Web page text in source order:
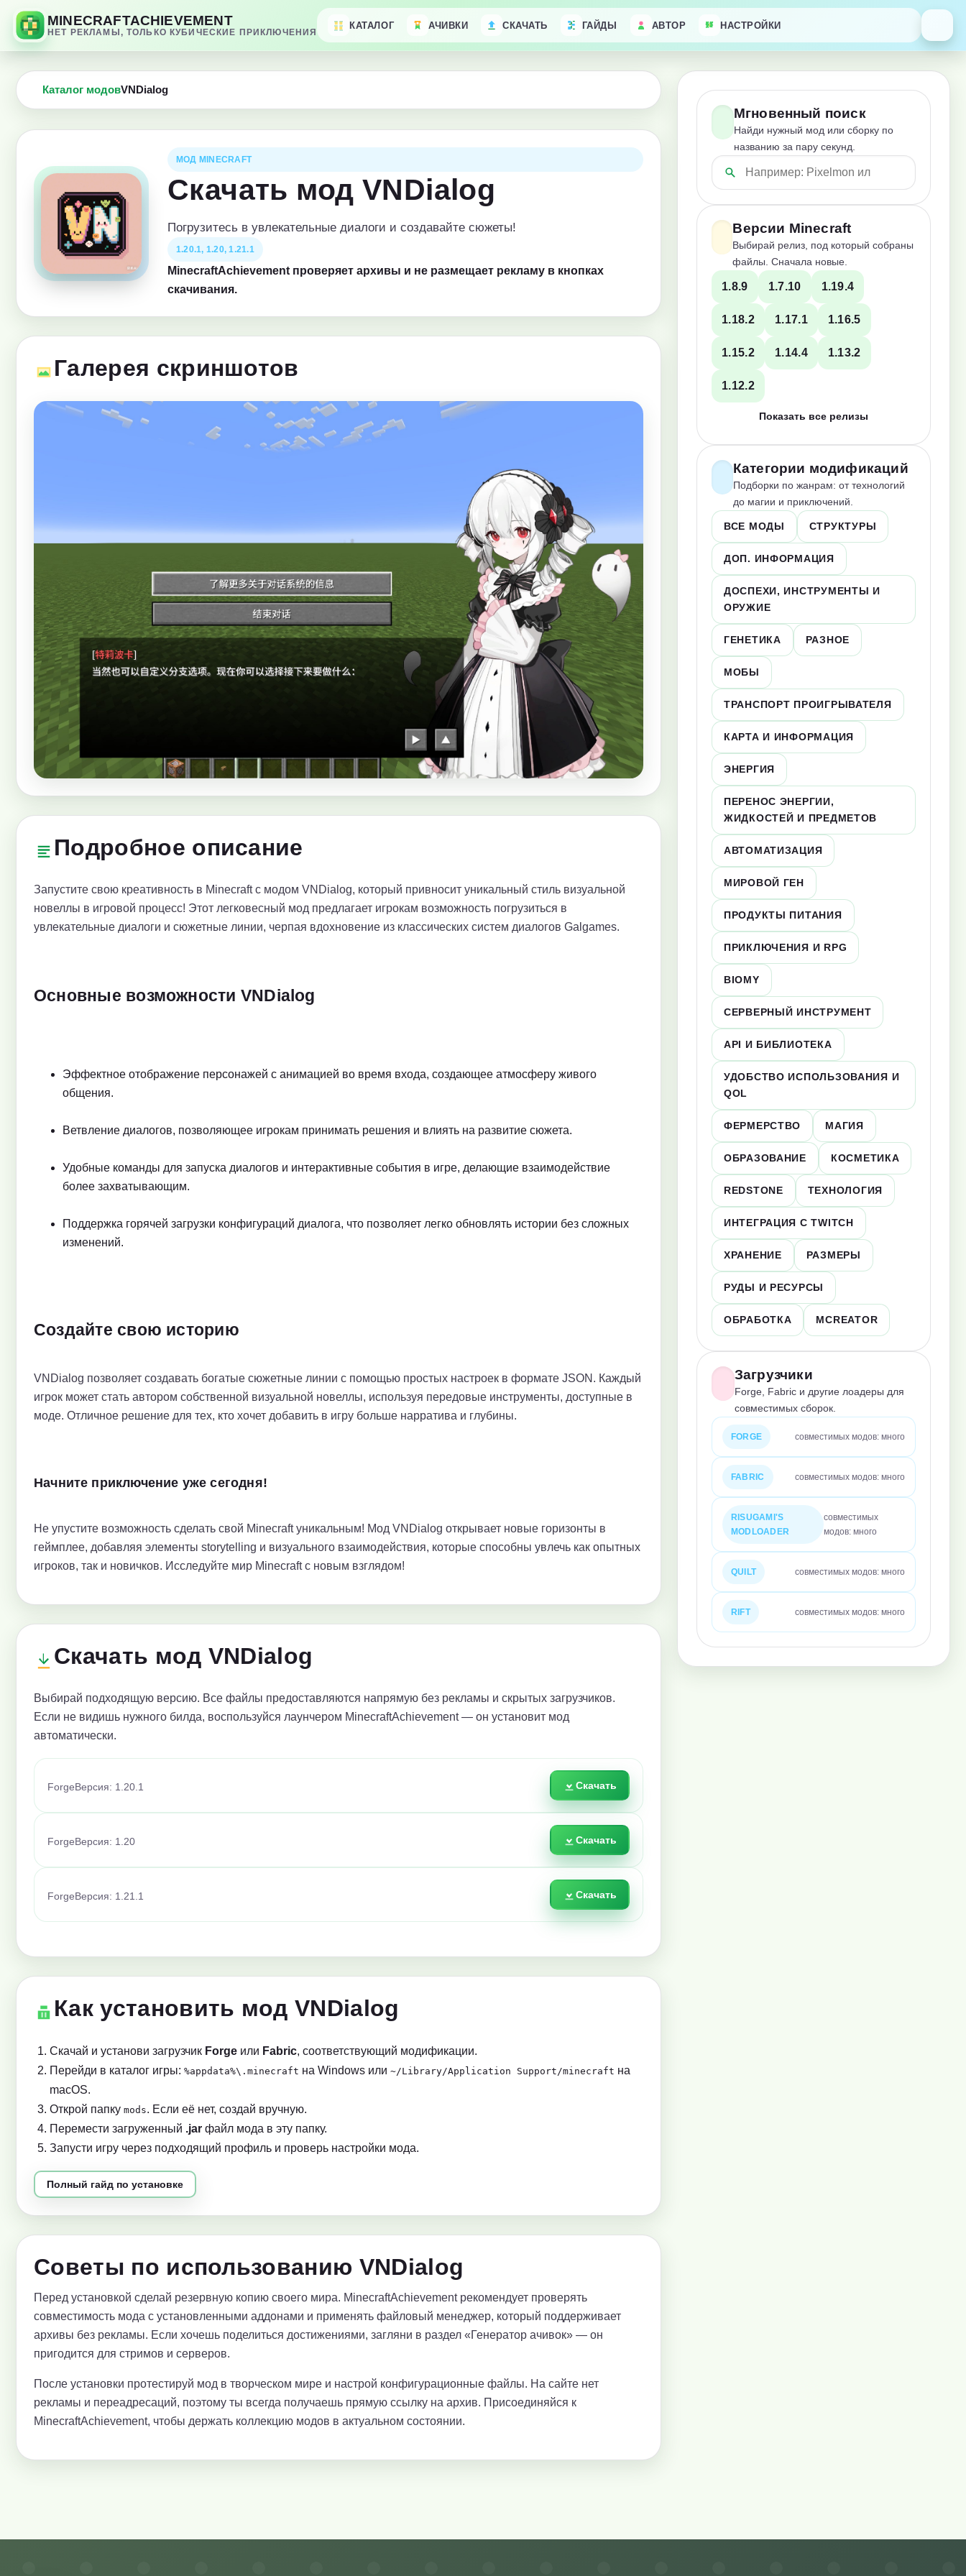
MINECRAFTACHIEVEMENT
НЕТ РЕКЛАМЫ, ТОЛЬКО КУБИЧЕСКИЕ ПРИКЛЮЧЕНИЯ
КАТАЛОГ АЧИВКИ СКАЧАТЬ ГАЙДЫ АВТОР НАСТРОЙКИ
Каталог модовVNDialog
МОД MINECRAFT
Скачать мод VNDialog
Погрузитесь в увлекательные диалоги и создавайте сюжеты!
1.20.1, 1.20, 1.21.1
MinecraftAchievement проверяет архивы и не размещает рекламу в кнопках
скачивания.
Галерея скриншотов
Подробное описание
Запустите свою креативность в Minecraft с модом VNDialog, который привносит уникальный стиль визуальной
новеллы в игровой процесс! Этот легковесный мод предлагает игрокам возможность погрузиться в
увлекательные диалоги и сюжетные линии, черпая вдохновение из классических систем диалогов Galgames.
Основные возможности VNDialog
Эффектное отображение персонажей с анимацией во время входа, создающее атмосферу живого
общения.
Ветвление диалогов, позволяющее игрокам принимать решения и влиять на развитие сюжета.
Удобные команды для запуска диалогов и интерактивные события в игре, делающие взаимодействие
более захватывающим.
Поддержка горячей загрузки конфигураций диалога, что позволяет легко обновлять истории без сложных
изменений.
Создайте свою историю
VNDialog позволяет создавать богатые сюжетные линии с помощью простых настроек в формате JSON. Каждый
игрок может стать автором собственной визуальной новеллы, используя передовые инструменты, доступные в
моде. Отличное решение для тех, кто хочет добавить в игру больше нарратива и глубины.
Начните приключение уже сегодня!
Не упустите возможность сделать свой Minecraft уникальным! Мод VNDialog открывает новые горизонты в
геймплее, добавляя элементы storytelling и визуального взаимодействия, которые способны увлечь как опытных
игроков, так и новичков. Исследуйте мир Minecraft с новым взглядом!
Скачать мод VNDialog
Выбирай подходящую версию. Все файлы предоставляются напрямую без рекламы и скрытых загрузчиков.
Если не видишь нужного билда, воспользуйся лаунчером MinecraftAchievement — он установит мод
автоматически.
Forge Версия: 1.20.1 Скачать
Forge Версия: 1.20 Скачать
Forge Версия: 1.21.1 Скачать
Как установить мод VNDialog
Скачай и установи загрузчик Forge или Fabric, соответствующий модификации.
Перейди в каталог игры: %appdata%\.minecraft на Windows или ~/Library/Application Support/minecraft на
macOS.
Открой папку mods. Если её нет, создай вручную.
Перемести загруженный .jar файл мода в эту папку.
Запусти игру через подходящий профиль и проверь настройки мода.
Полный гайд по установке
Советы по использованию VNDialog
Перед установкой сделай резервную копию своего мира. MinecraftAchievement рекомендует проверять
совместимость мода с установленными аддонами и применять файловый менеджер, который поддерживает
архивы без рекламы. Если хочешь поделиться достижениями, загляни в раздел «Генератор ачивок» — он
пригодится для стримов и серверов.
После установки протестируй мод в творческом мире и настрой конфигурационные файлы. На сайте нет
рекламы и переадресаций, поэтому ты всегда получаешь прямую ссылку на архив. Присоединяйся к
MinecraftAchievement, чтобы держать коллекцию модов в актуальном состоянии.
Мгновенный поиск
Найди нужный мод или сборку по
названию за пару секунд.
Версии Minecraft
Выбирай релиз, под который собраны
файлы. Сначала новые.
1.8.9 1.7.10 1.19.4
1.18.2 1.17.1 1.16.5
1.15.2 1.14.4 1.13.2
1.12.2
Показать все релизы
Категории модификаций
Подборки по жанрам: от технологий
до магии и приключений.
ВСЕ МОДЫ СТРУКТУРЫ
ДОП. ИНФОРМАЦИЯ
ДОСПЕХИ, ИНСТРУМЕНТЫ И
ОРУЖИЕ
ГЕНЕТИКА РАЗНОЕ
МОБЫ
ТРАНСПОРТ ПРОИГРЫВАТЕЛЯ
КАРТА И ИНФОРМАЦИЯ
ЭНЕРГИЯ
ПЕРЕНОС ЭНЕРГИИ,
ЖИДКОСТЕЙ И ПРЕДМЕТОВ
АВТОМАТИЗАЦИЯ
МИРОВОЙ ГЕН
ПРОДУКТЫ ПИТАНИЯ
ПРИКЛЮЧЕНИЯ И RPG
BIOMY
СЕРВЕРНЫЙ ИНСТРУМЕНТ
API И БИБЛИОТЕКА
УДОБСТВО ИСПОЛЬЗОВАНИЯ И
QOL
ФЕРМЕРСТВО МАГИЯ
ОБРАЗОВАНИЕ КОСМЕТИКА
REDSTONE ТЕХНОЛОГИЯ
ИНТЕГРАЦИЯ С TWITCH
ХРАНЕНИЕ РАЗМЕРЫ
РУДЫ И РЕСУРСЫ
ОБРАБОТКА MCREATOR
Загрузчики
Forge, Fabric и другие лоадеры для
совместимых сборок.
FORGE совместимых модов: много
FABRIC совместимых модов: много
RISUGAMI'S
MODLOADER
совместимых
модов: много
QUILT совместимых модов: много
RIFT совместимых модов: много